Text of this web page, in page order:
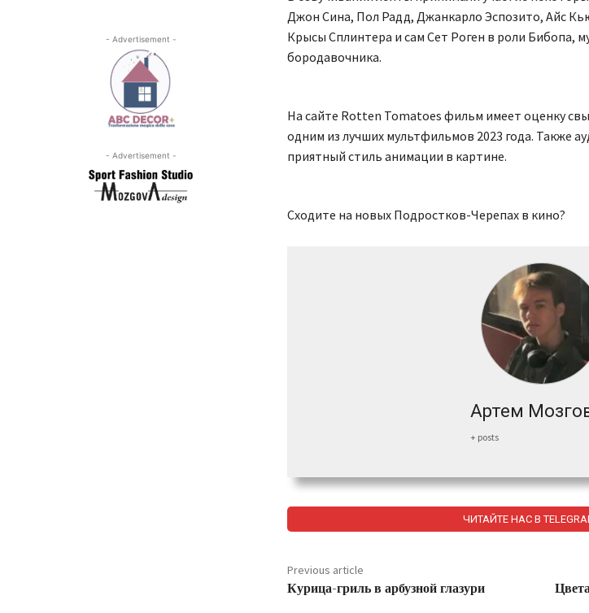
- Advertisement -
- Advertisement -
Джон Сина, Пол Радд, Джанкарло Эспозито, Айс
Крысы Сплинтера и сам Сет Роген в роли Бибопа,
бородавочника.
На сайте Rotten Tomatoes фильм имеет оценку
одним из лучших мультфильмов 2023 года. Также
приятный стиль анимации в картине.
Сходите на новых Подростков-Черепах в кино?
Артем
+ posts
ЧИТАЙТЕ НАС В
Previous article
Курица-гриль в арбузной глазури